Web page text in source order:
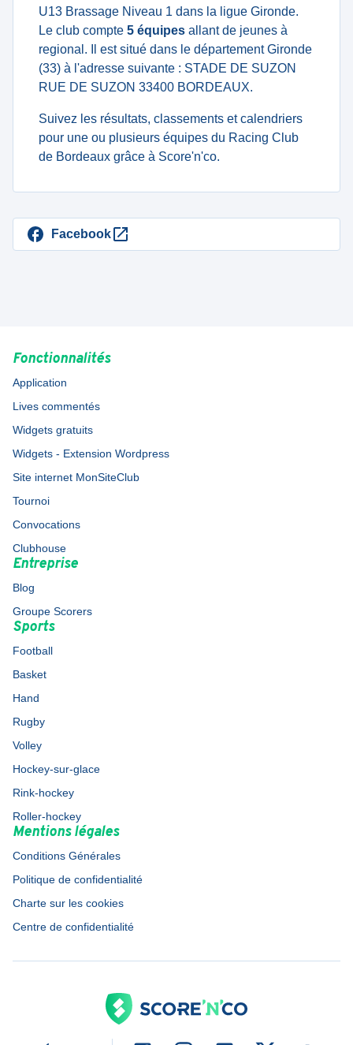
U13 Brassage Niveau 1 dans la ligue Gironde.
Le club compte 5 équipes allant de jeunes à
regional. Il est situé dans le département Gironde
(33) à l'adresse suivante : STADE DE SUZON
RUE DE SUZON 33400 BORDEAUX.
Suivez les résultats, classements et calendriers
pour une ou plusieurs équipes du Racing Club
de Bordeaux grâce à Score'n'co.
Facebook
Fonctionnalités
Application
Lives commentés
Widgets gratuits
Widgets - Extension Wordpress
Site internet MonSiteClub
Tournoi
Convocations
Clubhouse
Entreprise
Blog
Groupe Scorers
Sports
Football
Basket
Hand
Rugby
Volley
Hockey-sur-glace
Rink-hockey
Roller-hockey
Mentions légales
Conditions Générales
Politique de confidentialité
Charte sur les cookies
Centre de confidentialité